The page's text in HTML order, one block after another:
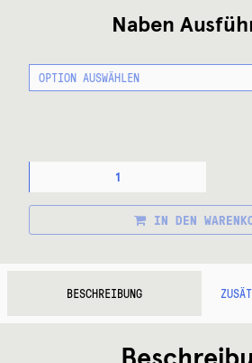
Naben
MENGE
IN DEN
BESCHREIBUNG